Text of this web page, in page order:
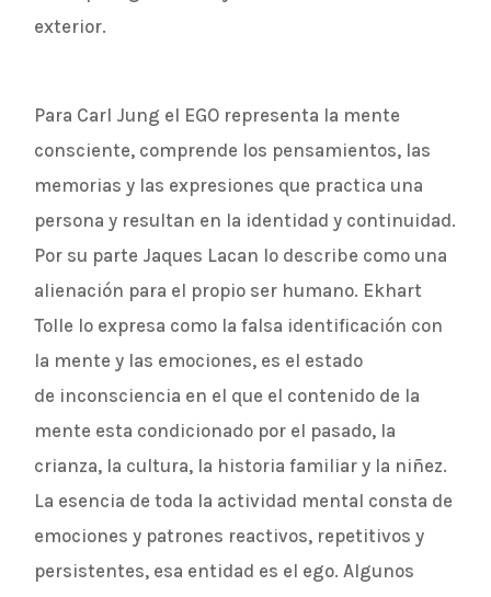
exterior.
Para Carl Jung el EGO representa la mente
consciente, comprende los pensamientos, las
memorias y las expresiones que practica una
persona y resultan en la identidad y continuidad.
Por su parte Jaques Lacan lo describe como una
alienación para el propio ser humano. Ekhart
Tolle lo expresa como la falsa identificación con
la mente y las emociones, es el estado
de inconsciencia en el que el contenido de la
mente esta condicionado por el pasado, la
crianza, la cultura, la historia familiar y la niñez.
La esencia de toda la actividad mental consta de
emociones y patrones reactivos, repetitivos y
persistentes, esa entidad es el ego. Algunos